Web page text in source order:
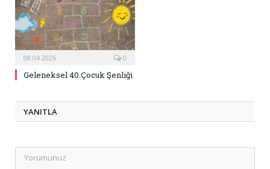
08.04.2026 0
Geleneksel 40.Çocuk Şenliği
YANITLA